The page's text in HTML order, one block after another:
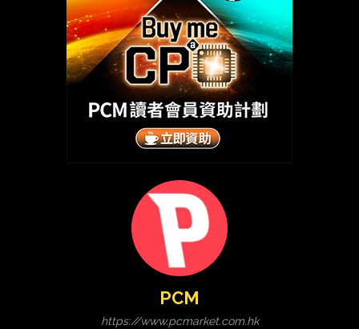
PCM
https://www.pcmarket.com.hk